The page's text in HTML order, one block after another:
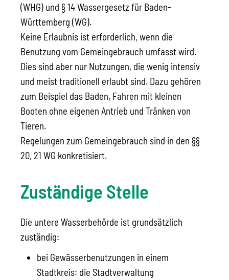
(WHG) und § 14 Wassergesetz für Baden-
Württemberg (WG).
Keine Erlaubnis ist erforderlich, wenn die
Benutzung vom Gemeingebrauch umfasst wird.
Dies sind aber nur Nutzungen, die wenig intensiv
und meist traditionell erlaubt sind. Dazu gehören
zum Beispiel das Baden, Fahren mit kleinen
Booten ohne eigenen Antrieb und Tränken von
Tieren.
Regelungen zum Gemeingebrauch sind in den §§
20, 21 WG konkretisiert.
Zuständige Stelle
Die untere Wasserbehörde ist grundsätzlich
zuständig:
bei Gewässerbenutzungen in einem
Stadtkreis: die Stadtverwaltung